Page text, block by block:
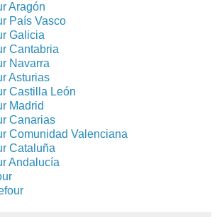
Aragón
País Vasco
Galicia
Cantabria
Navarra
Asturias
Castilla León
Madrid
Canarias
Comunidad Valenciana
Cataluña
Andalucía